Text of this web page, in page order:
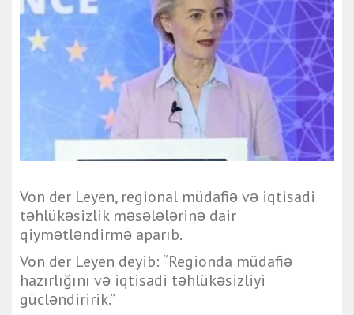
Von der Leyen, regional müdafiə və iqtisadi
təhlükəsizlik məsələlərinə dair
qiymətləndirmə aparıb.
Von der Leyen deyib: “Regionda müdafiə
hazırlığını və iqtisadi təhlükəsizliyi
gücləndiririk.”